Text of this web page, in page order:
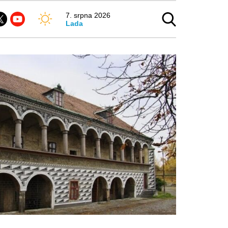
7. srpna 2026
Lada